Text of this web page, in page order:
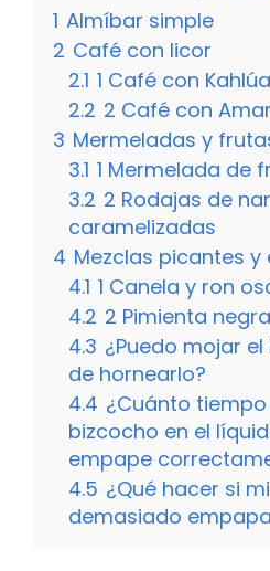
1 Almíbar simple
2 Café con licor
2.1 1 Café con Kahlúa
2.2 2 Café con
3 Mermeladas y
3.1 1 Mermelada de
3.2 2 Rodajas de
caramelizadas
4 Mezclas picantes y
4.1 1 Canela y ron
4.2 2 Pimienta
4.3 ¿Puedo mojar
de hornearlo?
4.4 ¿Cuánto
bizcocho en el
empape
4.5 ¿Qué hacer si
demasiado